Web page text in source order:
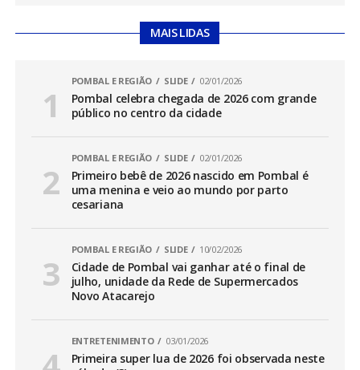
MAIS LIDAS
POMBAL E REGIÃO SLIDE 02/01/2026
Pombal celebra chegada de 2026 com grande
público no centro da cidade
POMBAL E REGIÃO SLIDE 02/01/2026
Primeiro bebê de 2026 nascido em Pombal é
uma menina e veio ao mundo por parto
cesariana
POMBAL E REGIÃO SLIDE 10/02/2026
Cidade de Pombal vai ganhar até o final de
julho, unidade da Rede de Supermercados
Novo Atacarejo
ENTRETENIMENTO 03/01/2026
Primeira super lua de 2026 foi observada neste